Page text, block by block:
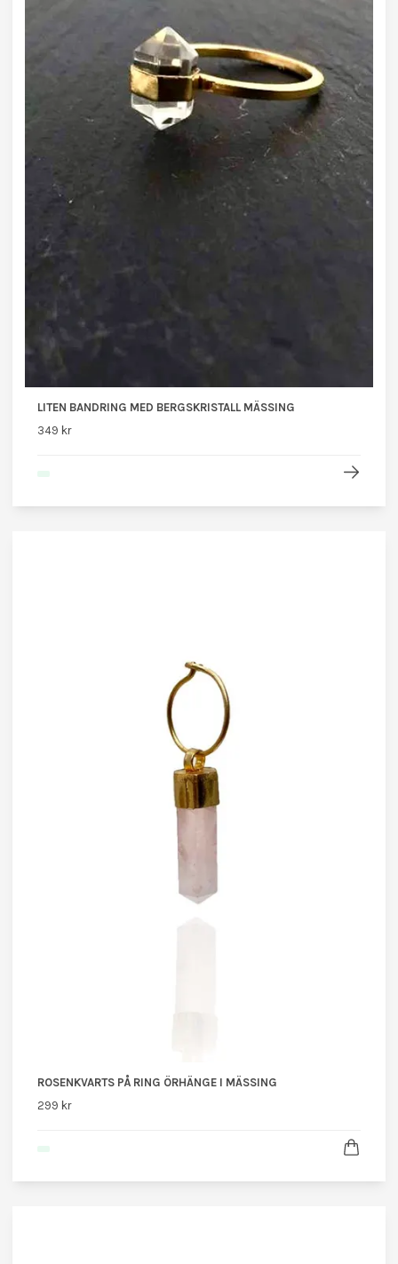
LITEN BANDRING MED BERGSKRISTALL MÄSSING
349 kr
ROSENKVARTS PÅ RING ÖRHÄNGE I MÄSSING
299 kr